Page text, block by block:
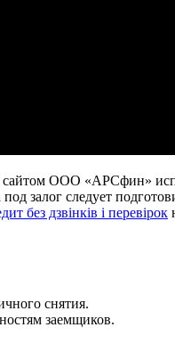
сайтом ООО «АРСфин»
залог следует
без дзвінків і перевірок
снятия.
заемщиков.